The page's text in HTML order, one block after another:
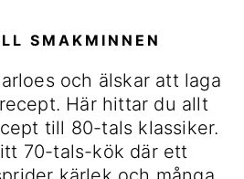
SMAKMINNEN
och älskar att laga
Här hittar du allt
till 80-tals klassiker.
70-tals-kök där ett